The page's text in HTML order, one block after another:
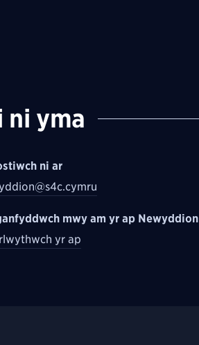
ni yma
ni ar
mwy am yr ap Newyddion
yr ap